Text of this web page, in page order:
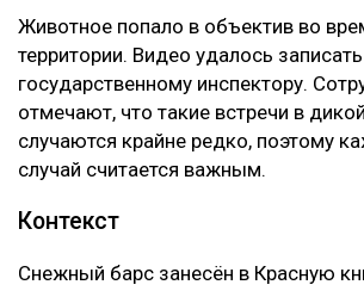
Животное попало в объектив во
территории. Видео удалось записать
государственному инспектору.
отмечают, что такие встречи в
случаются крайне редко, поэтому
случай считается важным.
Контекст
Снежный барс занесён в Красную